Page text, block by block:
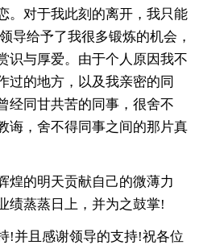
。对于我此刻的离开，我只能
导给予了我很多锻炼的机会，
识与厚爱。由于个人原因我不
过的地方，以及我亲密的同
经同甘共苦的同事，很舍不
诲，舍不得同事之间的那片真
煌的明天贡献自己的微薄力
绩蒸蒸日上，并为之鼓掌!
!并且感谢领导的支持!祝各位